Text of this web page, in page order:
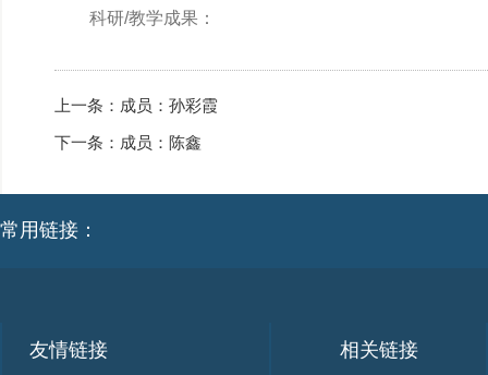
科研/教学成果：
上一条： 成员：孙彩霞
下一条： 成员：陈鑫
常用链接：
友情链接 相关链接